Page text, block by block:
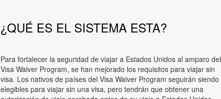
¿QUÉ ES EL SISTEMA ESTA?
Para fortalecer la seguridad de viajar a Estados Unidos al amparo del
Visa Waiver Program, se han mejorado los requisitos para viajar sin
visa. Los nativos de países del Visa Waiver Program seguirán siendo
elegibles para viajar sin una visa, pero tendrán que obtener una